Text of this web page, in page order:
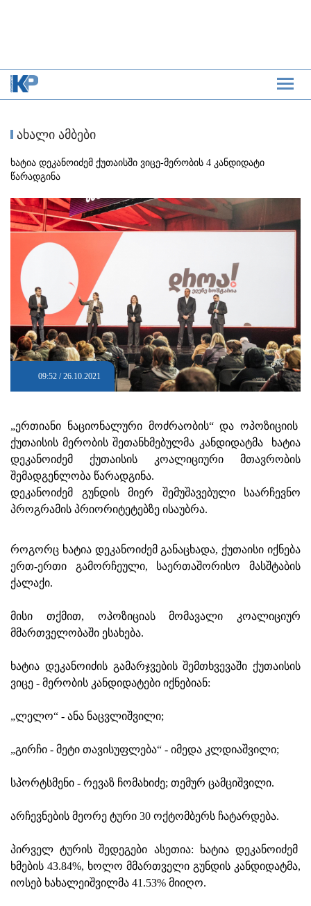
ახალი ამბები
ხატია დეკანოიძემ ქუთაისში ვიცე-მერობის 4 კანდიდატი
წარადგინა
09:52 / 26.10.2021
„ერთიანი ნაციონალური მოძრაობის“ და ოპოზიციის
ქუთაისის მერობის შეთანხმებულმა კანდიდატმა ხატია
დეკანოიძემ ქუთაისის კოალიციური მთავრობის
შემადგენლობა წარადგინა.
დეკანოიძემ გუნდის მიერ შემუშავებული საარჩევნო
პროგრამის პრიორიტეტებზე ისაუბრა.
როგორც ხატია დეკანოიძემ განაცხადა, ქუთაისი იქნება
ერთ-ერთი გამორჩეული, საერთაშორისო მასშტაბის
ქალაქი.
მისი თქმით, ოპოზიციას მომავალი კოალიციურ
მმართველობაში ესახება.
ხატია დეკანოიძის გამარჯვების შემთხვევაში ქუთაისის
ვიცე - მერობის კანდიდატები იქნებიან:
„ლელო“ - ანა ნაცვლიშვილი;
„გირჩი - მეტი თავისუფლება“ - იმედა კლდიაშვილი;
სპორტსმენი - რევაზ ჩომახიძე; თემურ ცამციშვილი.
არჩევნების მეორე ტური 30 ოქტომბერს ჩატარდება.
პირველ ტურის შედეგები ასეთია: ხატია დეკანოიძემ
ხმების 43.84%, ხოლო მმართველი გუნდის კანდიდატმა,
იოსებ ხახალეიშვილმა 41.53% მიიღო.